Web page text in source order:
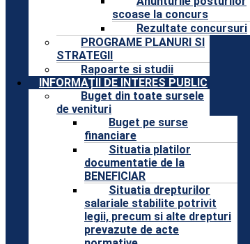
scoase la concurs
Rezultate concursuri
PROGRAME PLANURI SI
STRATEGII
Rapoarte si studii
INFORMAȚII DE INTERES PUBLIC
Buget din toate sursele
de venituri
Buget pe surse
financiare
Situatia platilor
documentatie de la
BENEFICIAR
Situatia drepturilor
salariale stabilite potrivit
legii, precum si alte drepturi
prevazute de acte